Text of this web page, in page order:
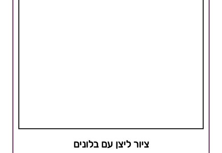
ציור ליצן עם בלונים